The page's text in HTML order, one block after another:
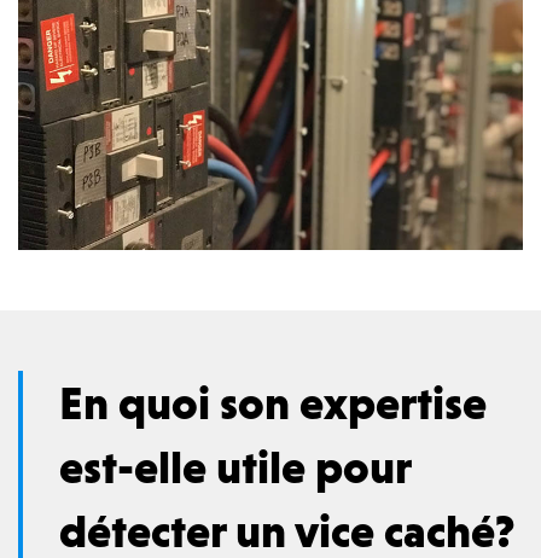
En quoi son expertise
est-elle utile pour
détecter un vice caché?